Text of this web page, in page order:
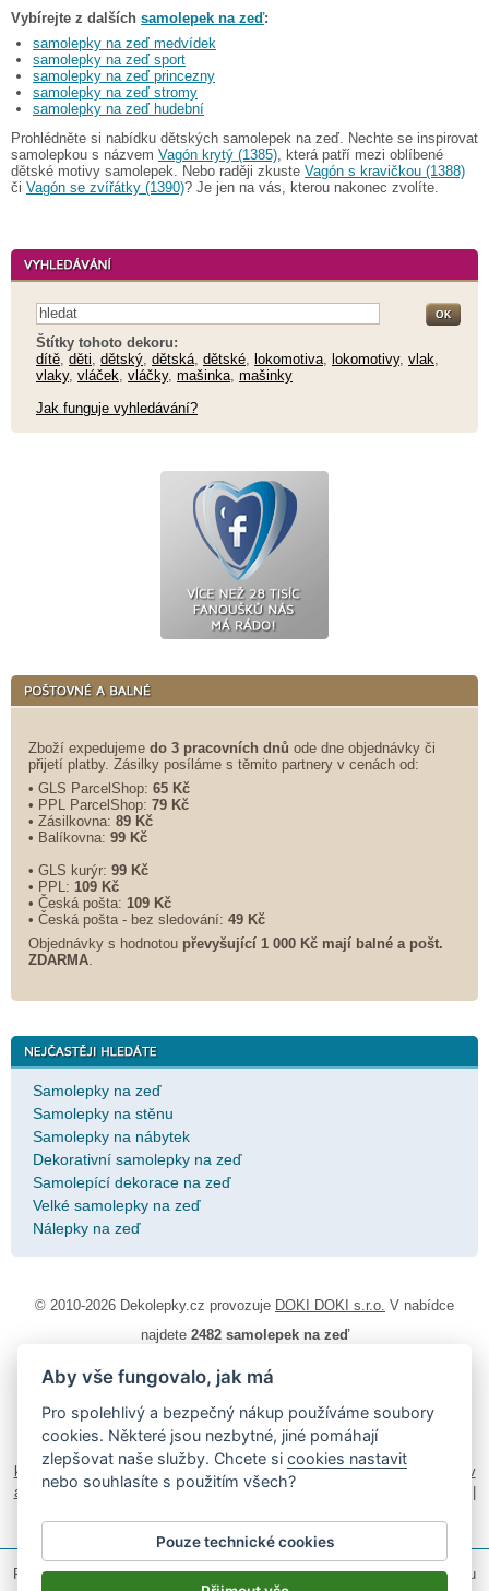
Vybírejte z dalších samolepek na zeď:
samolepky na zeď medvídek
samolepky na zeď sport
samolepky na zeď princezny
samolepky na zeď stromy
samolepky na zeď hudební
Prohlédněte si nabídku dětských samolepek na zeď. Nechte se inspirovat
samolepkou s názvem Vagón krytý (1385) , která patří mezi oblíbené
dětské motivy samolepek. Nebo raději zkuste Vagón s kravičkou (1388)
či Vagón se zvířátky (1390)? Je jen na vás, kterou nakonec zvolíte.
Štítky tohoto dekoru:
dítě děti dětský dětská dětské lokomotiva lokomotivy, vlak
vlaky, vláček vláčky, mašinka mašinky
Jak funguje vyhledávání?
Zboží expedujeme do 3 pracovních dnů ode dne objednávky či
přijetí platby. Zásilky posíláme s těmito partnery v cenách od:
• GLS ParcelShop: 65 Kč
• PPL ParcelShop: 79 Kč
• Zásilkovna: 89 Kč
• Balíkovna: 99 Kč
• GLS kurýr: 99 Kč
• PPL: 109 Kč
• Česká pošta: 109 Kč
• Česká pošta - bez sledování: 49 Kč
Objednávky s hodnotou převyšující 1 000 Kč mají balné a pošt.
ZDARMA
Samolepky na zeď
Samolepky na stěnu
Samolepky na nábytek
Dekorativní samolepky na zeď
Samolepící dekorace na zeď
Velké samolepky na zeď
Nálepky na zeď
© 2010-2026 Dekolepky.cz provozuje DOKI DOKI s.r.o. V nabídce
najdete 2482 samolepek na zeď
Návod k lepení|Životnost samolepek na zeď
podmínky|Ochrana osobních údajů|Cookies |Reklamační řád
Impressum
samolepky na auto |fotomagnetky na lednici fotokalendáře
kühlschrank fotomagnete
foto magnesy na lodówkę|samolepky dieťa v
aute |logoprinty |nálepky na stenu | dárky pro ženy
Podle zákona o evidenci tržeb je prodávající povinen vystavit kupujícímu
Aby vše fungovalo, jak má
Pro spolehlivý a bezpečný nákup používáme soubory
cookies. Některé jsou nezbytné, jiné pomáhají
zlepšovat naše služby. Chcete sicookies nastavit
nebo souhlasíte s použitím všech?
Pouze technické cookies